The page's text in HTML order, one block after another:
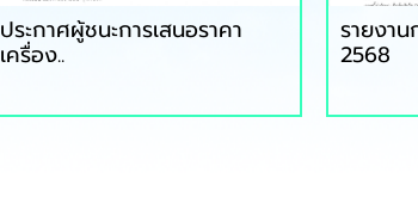
ประกาศผู้ชนะการเสนอราคา
เครื่อง..
รายงา
2568